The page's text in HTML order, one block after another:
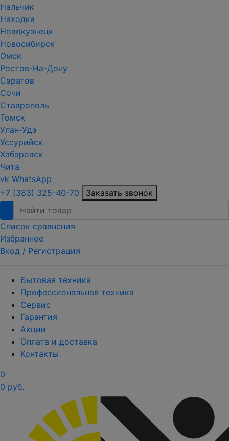
Нальчик
Находка
Новокузнецк
Новосибирск
Омск
Ростов-На-Дону
Саратов
Сочи
Ставрополь
Томск
Улан-Удэ
Уссурийск
Хабаровск
Чита
vk WhatsApp
+7 (383) 325-40-70
Заказать звонок
Список сравнения
Избранное
Вход / Регистрация
Бытовая техника
Профессиональная техника
Сервис
Гарантия
Акции
Оплата и доставка
Контакты
0
0 руб.